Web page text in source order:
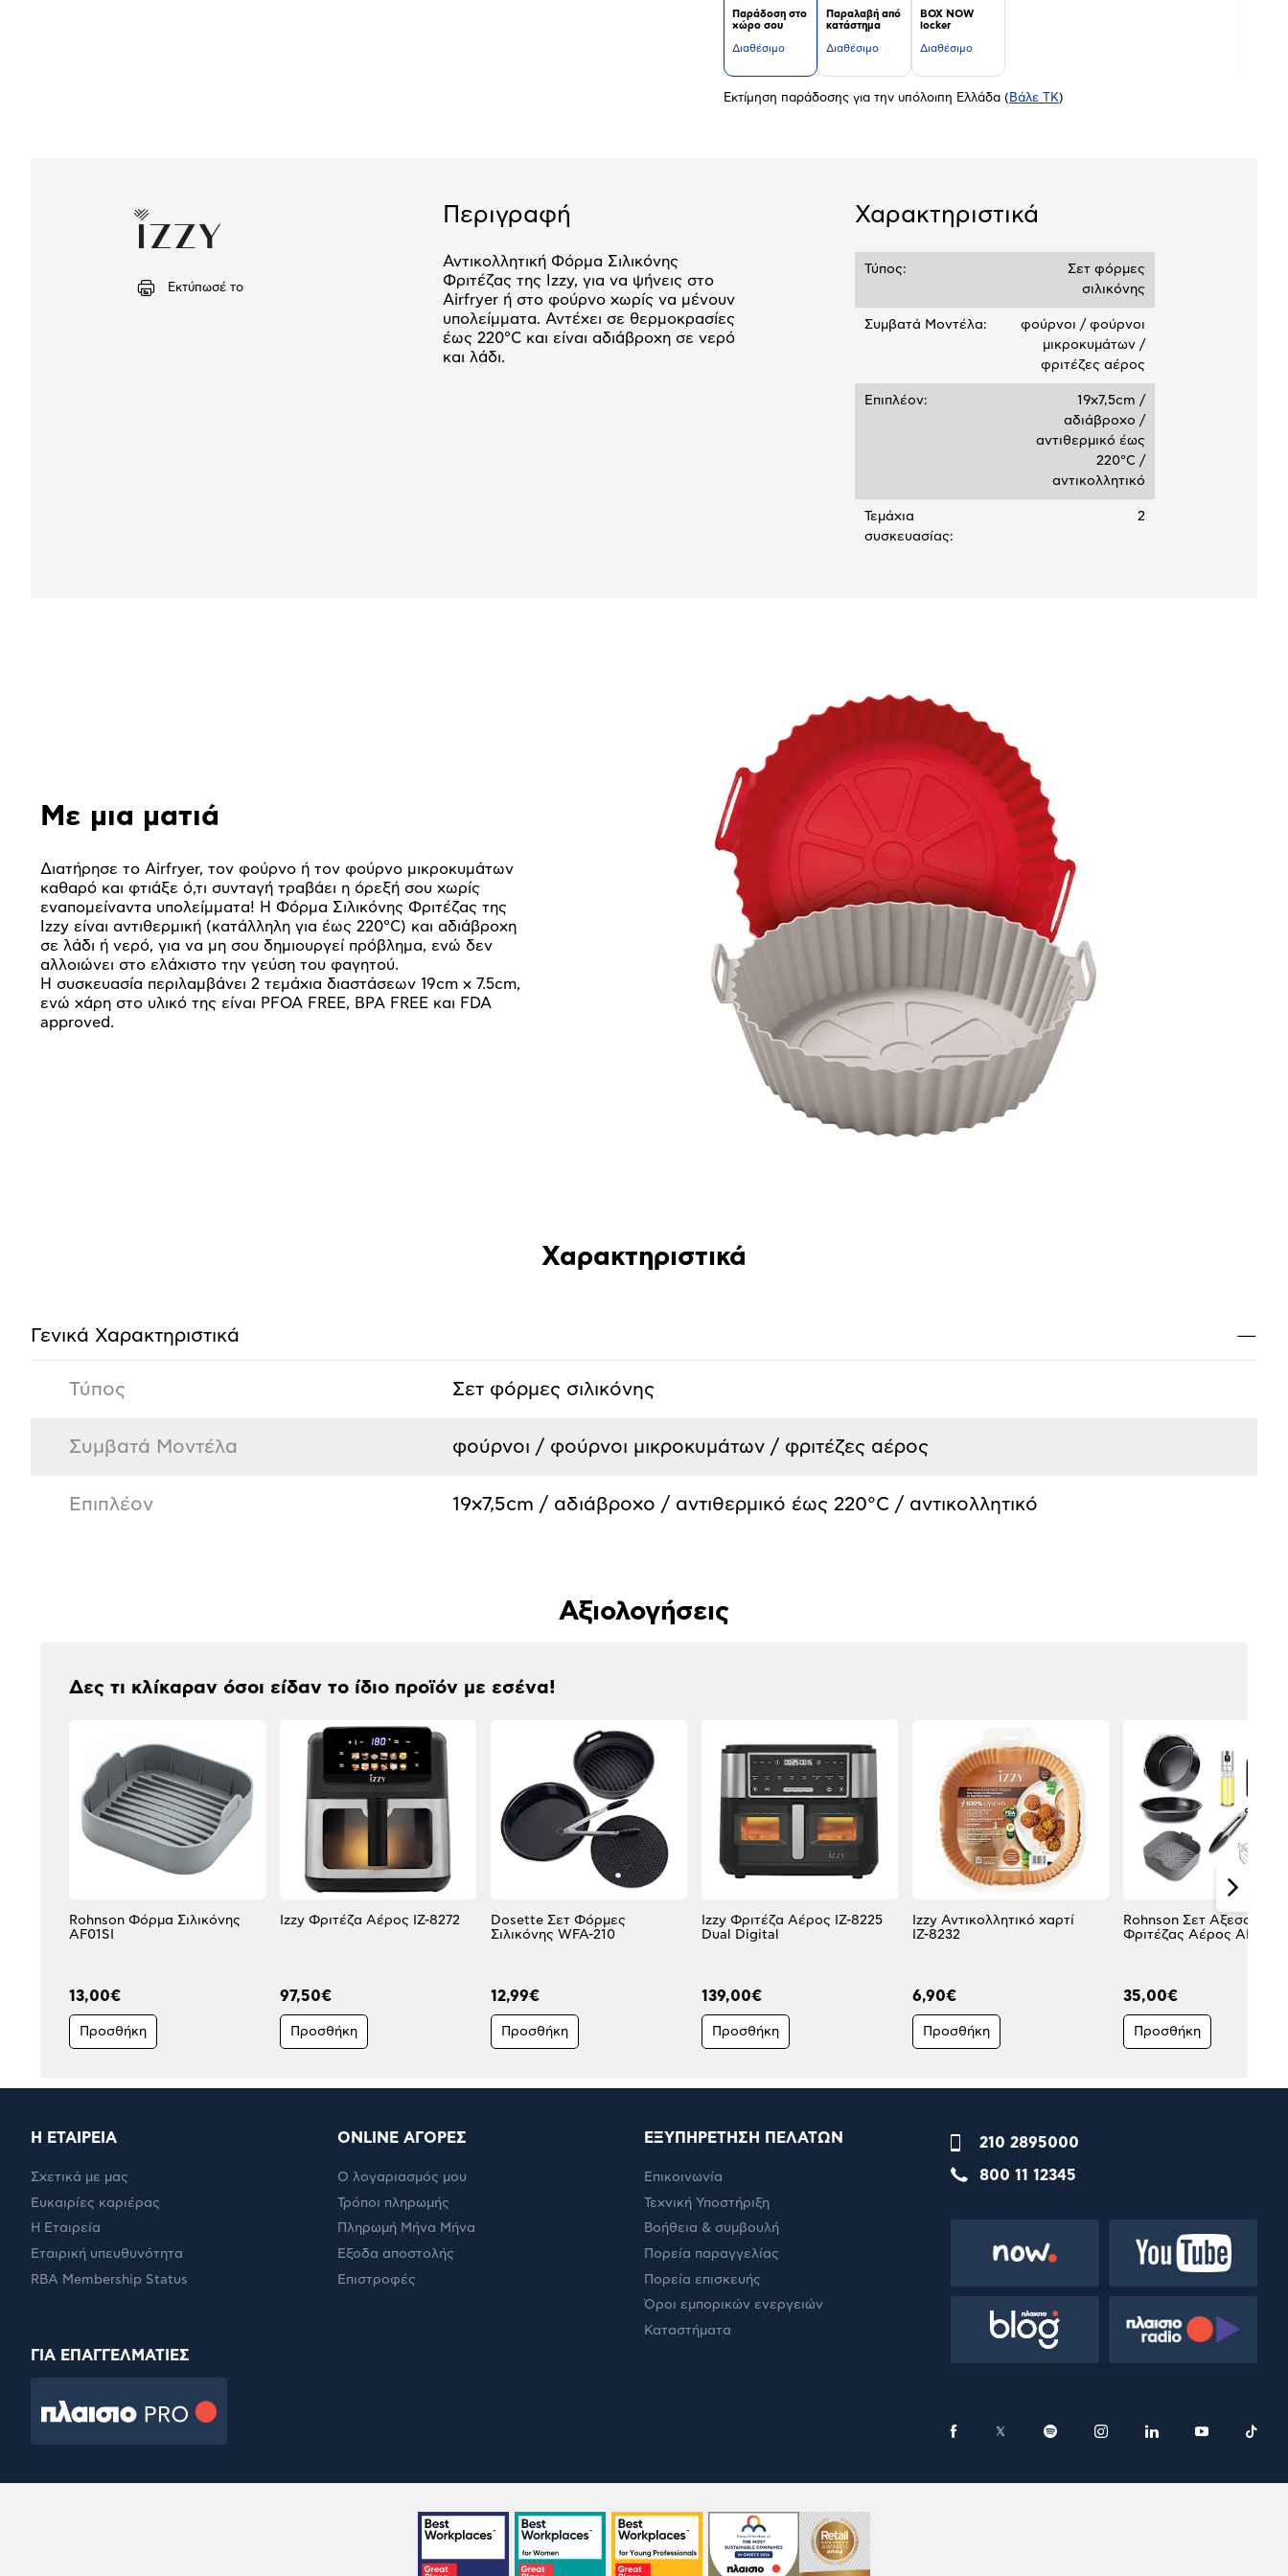
Παράδοση στο
χώρο σου
Διαθέσιμο
Παραλαβή από
κατάστημα
Διαθέσιμο
BOX NOW
locker
Διαθέσιμο
Εκτίμηση παράδοσης για την υπόλοιπη Ελλάδα ( Βάλε ΤΚ)
Εκτύπωσέ το
Περιγραφή
Αντικολλητική Φόρμα Σιλικόνης
Φριτέζας της Izzy, για να ψήνεις στο
Airfryer ή στο φούρνο χωρίς να μένουν
υπολείμματα. Αντέχει σε θερμοκρασίες
έως 220°C και είναι αδιάβροχη σε νερό
και λάδι.
Χαρακτηριστικά
Τύπος:
Σετ φόρμες
σιλικόνης
Συμβατά Μοντέλα:
φούρνοι / φούρνοι
μικροκυμάτων /
φριτέζες αέρος
Επιπλέον:
19x7,5cm /
αδιάβροχο /
αντιθερμικό έως
220°C /
αντικολλητικό
Τεμάχια
συσκευασίας:
2
Με μια ματιά
Διατήρησε το Airfryer, τον φούρνο ή τον φούρνο μικροκυμάτων
καθαρό και φτιάξε ό,τι συνταγή τραβάει η όρεξή σου χωρίς
εναπομείναντα υπολείμματα! Η Φόρμα Σιλικόνης Φριτέζας της
Izzy είναι αντιθερμική (κατάλληλη για έως 220°C) και αδιάβροχη
σε λάδι ή νερό, για να μη σου δημιουργεί πρόβλημα, ενώ δεν
αλλοιώνει στο ελάχιστο την γεύση του φαγητού.
Η συσκευασία περιλαμβάνει 2 τεμάχια διαστάσεων 19cm x 7.5cm,
ενώ χάρη στο υλικό της είναι PFOA FREE, BPA FREE και FDA
approved.
Χαρακτηριστικά
Γενικά Χαρακτηριστικά —
Τύπος Σετ φόρμες σιλικόνης
Συμβατά Μοντέλα φούρνοι / φούρνοι μικροκυμάτων / φριτέζες αέρος
Επιπλέον 19x7,5cm / αδιάβροχο / αντιθερμικό έως 220°C / αντικολλητικό
Αξιολογήσεις
Δες τι κλίκαραν όσοι είδαν το ίδιο προϊόν με εσένα!
Rohnson Φόρμα Σιλικόνης
AF01SI
13,00€
Προσθήκη
Izzy Φριτέζα Αέρος IZ-8272
97,50€
Προσθήκη
Dosette Σετ Φόρμες
Σιλικόνης WFA-210
12,99€
Προσθήκη
Izzy Φριτέζα Αέρος IZ-8225
Dual Digital
139,00€
Προσθήκη
Izzy Αντικολλητικό χαρτί
ΙΖ-8232
6,90€
Προσθήκη
Rohnson Σετ Αξεσουάρ
Φριτέζας Αέρος AFK04
35,00€
Προσθήκη
Η ΕΤΑΙΡΕΙΑ
Σχετικά με μας
Ευκαιρίες καριέρας
Η Εταιρεία
Εταιρική υπευθυνότητα
RBA Membership Status
ONLINE ΑΓΟΡΕΣ
Ο λογαριασμός μου
Τρόποι πληρωμής
Πληρωμή Μήνα Μήνα
Έξοδα αποστολής
Επιστροφές
ΕΞΥΠΗΡΕΤΗΣΗ ΠΕΛΑΤΩΝ
Επικοινωνία
Τεχνική Υποστήριξη
Βοήθεια & συμβουλή
Πορεία παραγγελίας
Πορεία επισκευής
Όροι εμπορικών ενεργειών
Καταστήματα
210 2895000
800 11 12345
ΓΙΑ ΕΠΑΓΓΕΛΜΑΤΙΕΣ